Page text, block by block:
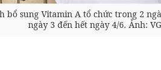
bổ sung Vitamin A tổ chức trong 2
ngày 3 đến hết ngày 4/6. Ảnh: